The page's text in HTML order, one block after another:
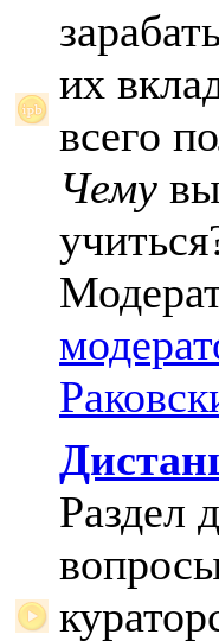
их
всего
Чему
Раздел